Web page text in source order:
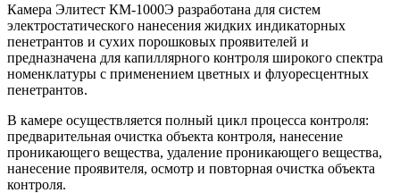
Камера Элитест КМ-1000Э разработана для систем
электростатического нанесения жидких индикаторных
пенетрантов и сухих порошковых проявителей и
предназначена для капиллярного контроля широкого спектра
номенклатуры с применением цветных и флуоресцентных
пенетрантов.
В камере осуществляется полный цикл процесса контроля:
предварительная очистка объекта контроля, нанесение
проникающего вещества, удаление проникающего вещества,
нанесение проявителя, осмотр и повторная очистка объекта
контроля.